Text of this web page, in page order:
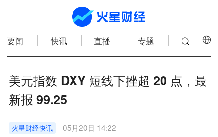
要闻 快讯 直播 专题
美元指数 DXY 短线下挫超 20 点，最
新报 99.25
火星财经快讯 05月20日 14:22